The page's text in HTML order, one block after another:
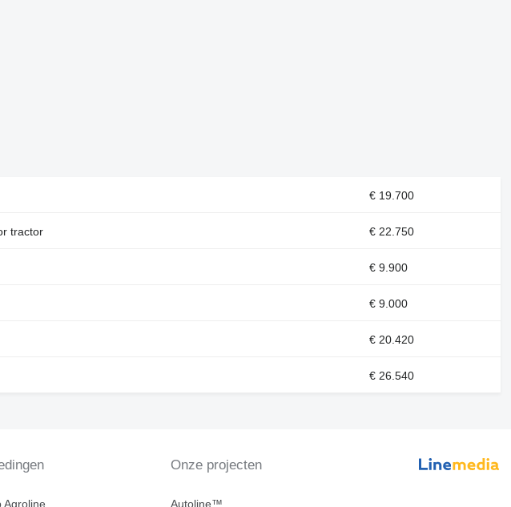
€ 19.700
tractor € 22.750
€ 9.900
€ 9.000
€ 20.420
€ 26.540
Agroline
Onze projecten
Autoline™